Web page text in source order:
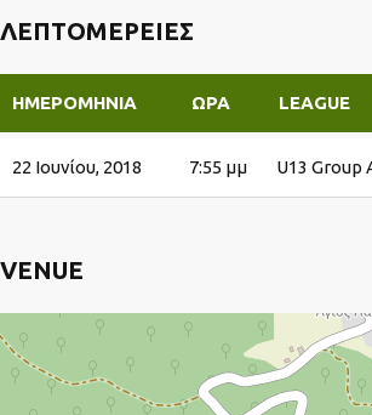
ΛΕΠΤΟΜΈΡΕΙΕΣ
ΗΜΕΡΟΜΗΝΊΑ ΏΡΑ LEAGUE
22 Ιουνίου, 2018 7:55 μμ U13 Group
VENUE